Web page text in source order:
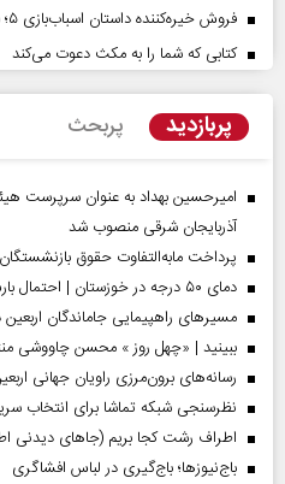
فروش خیره‌کننده داستان اسباب‌بازی ۵؛ بزرگ‌ترین افتتاحیه سال برای پیکسار
کتابی که شما را به مکث دعوت می‌کند
پربازدید پربحث
امیرحسین بهداد به عنوان سرپرست
آذربایجان شرقی منصوب شد
پرداخت مابه‌التفاوت حقوق
دمای ۵۰ درجه در خوزستان | احتمال بارش‌های سیل‌آسا در ۳ استان
مسیر‌های راهپیمایی جاماندگان اربعین
ببینید | «چهل روز » محسن چاووشی
رسانه‌های برون‌مرزی راویان جهانی
نظرسنجی شبکه تماشا برای انتخاب
اطراف رشت کجا بریم (جاهای دیدنی
باج‌نیوزها؛ باج‌گیری در لباس افشاگری